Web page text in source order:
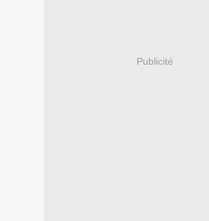
Publicité